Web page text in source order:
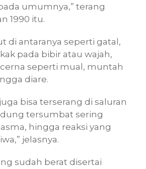
umumnya,” terang
1990 itu.
di antaranya seperti gatal,
pada bibir atau wajah,
seperti mual, muntah
diare.
bisa terserang di saluran
tersumbat sering
hingga reaksi yang
jelasnya.
sudah berat disertai